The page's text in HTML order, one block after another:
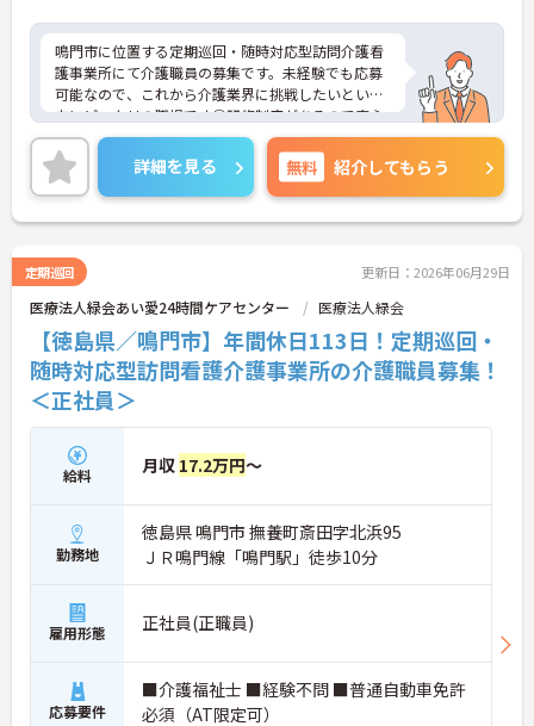
鳴門市に位置する定期巡回・随時対応型訪問介護看
護事業所にて介護職員の募集です。未経験でも応募
可能なので、これから介護業界に挑戦したいという
方にピッタリの職場です◎研修制度があるので安心
して始められます♪また、手当が充実しているの
で、安心して働きやすい環境が整っています！ご興
味ある方は面接ポイントをお伝えしますので、お気
軽にご連絡ください。
詳細を見る 無料 紹介してもらう
定期巡回 更新日：2026年06月29日
医療法人緑会あい愛24時間ケアセンター 医療法人緑会
【徳島県／鳴門市】年間休日113日！定期巡回・
随時対応型訪問看護介護事業所の介護職員募集！
＜正社員＞
給料 月収 17.2万円～
勤務地
徳島県 鳴門市 撫養町斎田字北浜95
ＪＲ鳴門線「鳴門駅」徒歩10分
雇用形態 正社員(正職員)
応募要件
■介護福祉士 ■経験不問 ■普通自動車免許
必須（AT限定可）